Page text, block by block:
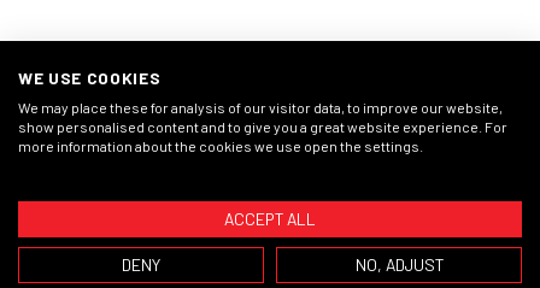
WE USE COOKIES
We may place these for analysis of our visitor data, to improve our website,
show personalised content and to give you a great website experience. For
more information about the cookies we use open the settings.
ACCEPT ALL
DENY NO, ADJUST